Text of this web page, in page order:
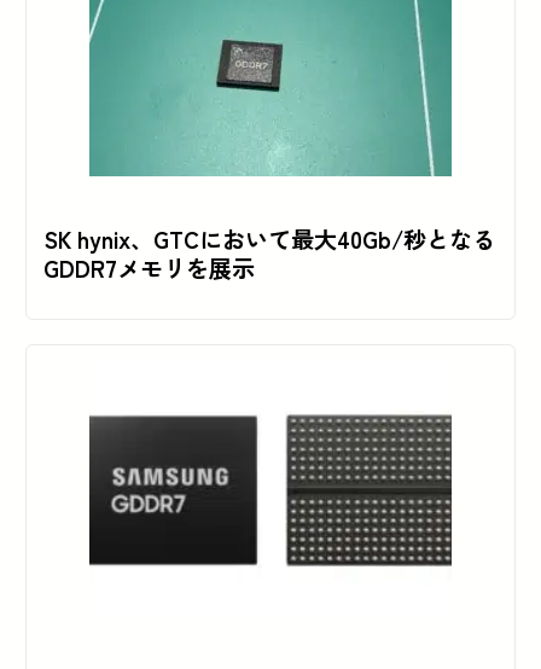
SK hynix、GTCにおいて最大40Gb/秒となる
GDDR7メモリを展示